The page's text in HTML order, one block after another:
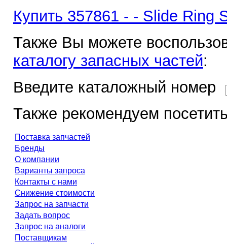
Купить 357861 - - Slide Ring
Также Вы можете
каталогу запасных частей:
Введите каталожный номер
Также рекомендуем
Поставка запчастей
Бренды
О компании
Варианты запроса
Контакты с нами
Снижение стоимости
Запрос на запчасти
Задать вопрос
Запрос на аналоги
Поставщикам